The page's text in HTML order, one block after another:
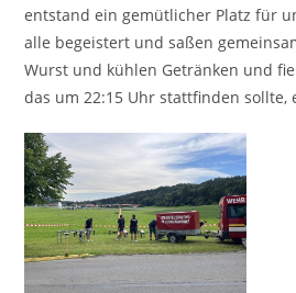
entstand ein gemütlicher Platz für
alle begeistert und saßen
Wurst und kühlen Getränken und
das um 22:15 Uhr stattfinden sollte,